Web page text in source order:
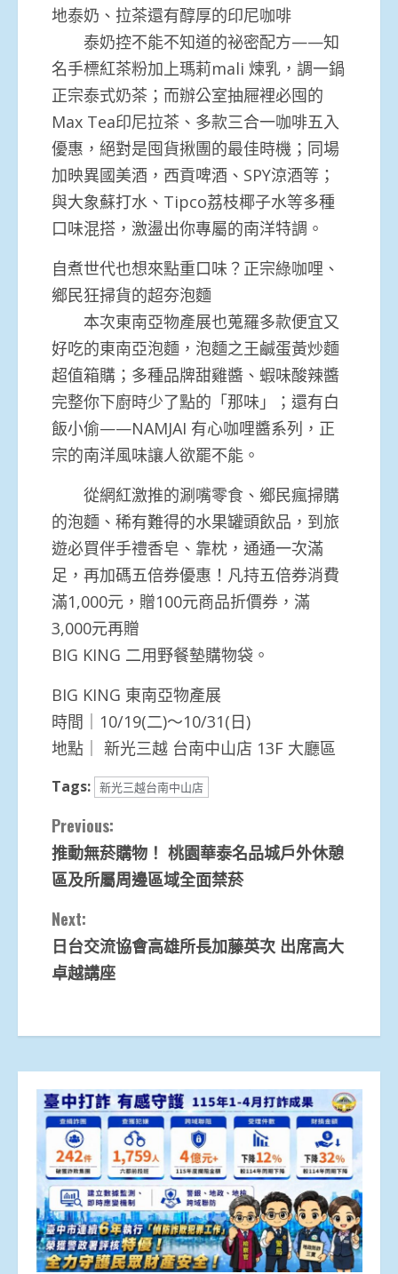
地泰奶、拉茶還有醇厚的印尼咖啡
泰奶控不能不知道的祕密配方——知
名手標紅茶粉加上瑪莉mali 煉乳，調一鍋
正宗泰式奶茶；而辦公室抽屜裡必囤的
Max Tea印尼拉茶、多款三合一咖啡五入
優惠，絕對是囤貨揪團的最佳時機；同場
加映異國美酒，西貢啤酒、SPY涼酒等；
與大象蘇打水、Tipco荔枝椰子水等多種
口味混搭，激盪出你專屬的南洋特調。
自煮世代也想來點重口味？正宗綠咖哩、
鄉民狂掃貨的超夯泡麵
本次東南亞物產展也蒐羅多款便宜又
好吃的東南亞泡麵，泡麵之王鹹蛋黃炒麵
超值箱購；多種品牌甜雞醬、蝦味酸辣醬
完整你下廚時少了點的「那味」；還有白
飯小偷——NAMJAI 有心咖哩醬系列，正
宗的南洋風味讓人欲罷不能。
從網紅激推的涮嘴零食、鄉民瘋掃購
的泡麵、稀有難得的水果罐頭飲品，到旅
遊必買伴手禮香皂、靠枕，通通一次滿
足，再加碼五倍券優惠！凡持五倍券消費
滿1,000元，贈100元商品折價券，滿
3,000元再贈
BIG KING 二用野餐墊購物袋。
BIG KING 東南亞物產展
時間｜10/19(二)〜10/31(日)
地點｜ 新光三越 台南中山店 13F 大廳區
Tags: 新光三越台南中山店
Continue
Reading
Previous:
推動無菸購物！ 桃園華泰名品城戶外休憩
區及所屬周邊區域全面禁菸
Next:
日台交流協會高雄所長加藤英次 出席高大
卓越講座